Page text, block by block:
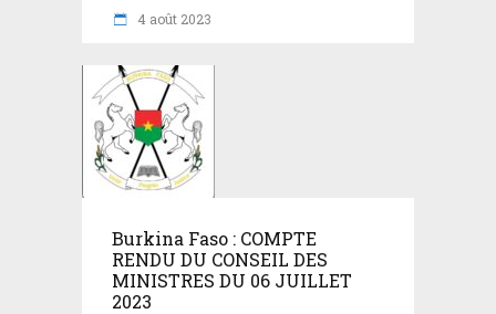
4 août 2023
Burkina Faso : COMPTE
RENDU DU CONSEIL DES
MINISTRES DU 06 JUILLET
2023